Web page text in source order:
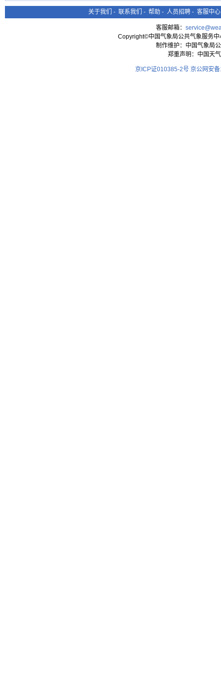
关于我们 - 联系我们 - 帮助 - 人员招聘 - 客服中心
客服邮箱：
Copyright©中国气象局公共气象服务
制作维护：中国气象局
郑重声明：中国天
京ICP证010385-2号 京公网安